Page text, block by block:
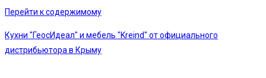
Перейти к содержимому
Кухни "ГеосИдеал" и мебель "Kreind" от официального
дистрибьютора в Крыму